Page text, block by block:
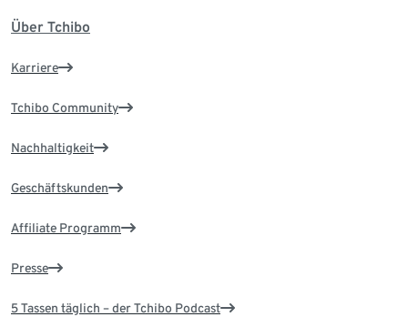
Über Tchibo
Karriere
Tchibo Community
Nachhaltigkeit
Geschäftskunden
Affiliate Programm
Presse
5 Tassen täglich – der Tchibo Podcast